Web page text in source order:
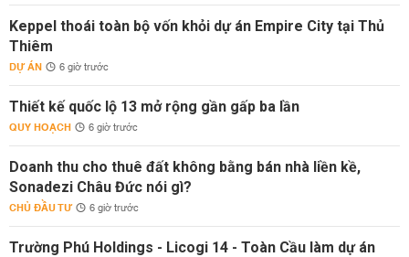
Keppel thoái toàn bộ vốn khỏi dự án Empire City tại Thủ
Thiêm
DỰ ÁN 6 giờ trước
Thiết kế quốc lộ 13 mở rộng gần gấp ba lần
QUY HOẠCH 6 giờ trước
Doanh thu cho thuê đất không bằng bán nhà liền kề,
Sonadezi Châu Đức nói gì?
CHỦ ĐẦU TƯ 6 giờ trước
Trường Phú Holdings - Licogi 14 - Toàn Cầu làm dự án